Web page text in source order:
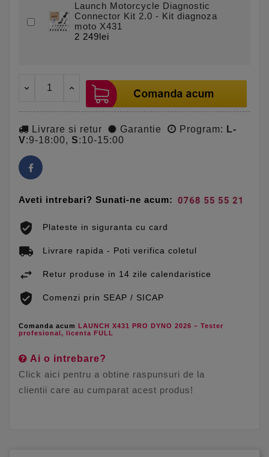
Launch Motorcycle Diagnostic
Connector Kit 2.0 - Kit diagnoza
moto X431
2 249lei
Livrare si retur Garantie Program: L-
V:9-18:00, S:10-15:00
Aveti intrebari? Sunati-ne acum:
Plateste in siguranta cu card
Livrare rapida - Poti verifica coletul
Retur produse in 14 zile calendaristice
Comenzi prin SEAP / SICAP
Comanda acum LAUNCH X431 PRO DYNO 2026 – Tester
profesional, licenta FULL
Ai o intrebare?
Click aici pentru a obtine raspunsuri de la
clientii care au cumparat acest produs!